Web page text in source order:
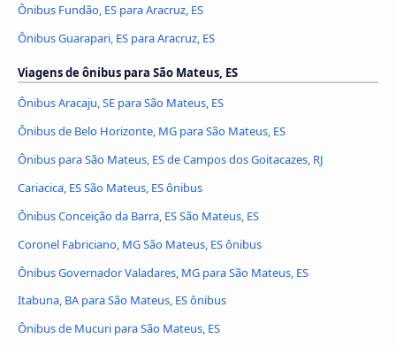
Ônibus Fundão, ES para Aracruz, ES
Ônibus Guarapari, ES para Aracruz, ES
Viagens de ônibus para São Mateus, ES
Ônibus Aracaju, SE para São Mateus, ES
Ônibus de Belo Horizonte, MG para São Mateus, ES
Ônibus para São Mateus, ES de Campos dos Goitacazes, RJ
Cariacica, ES São Mateus, ES ônibus
Ônibus Conceição da Barra, ES São Mateus, ES
Coronel Fabriciano, MG São Mateus, ES ônibus
Ônibus Governador Valadares, MG para São Mateus, ES
Itabuna, BA para São Mateus, ES ônibus
Ônibus de Mucuri para São Mateus, ES